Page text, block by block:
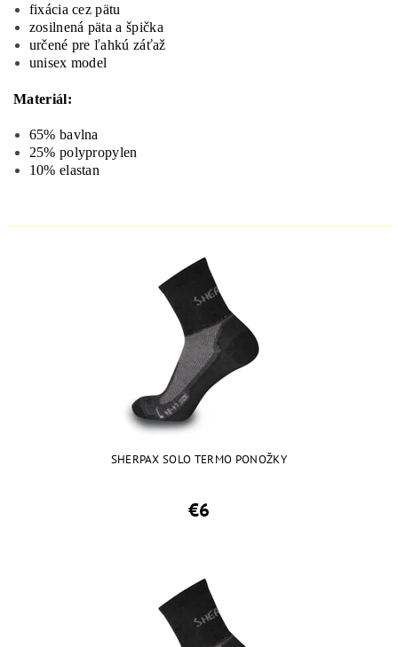
fixácia cez pätu
zosilnená päta a špička
určené pre ľahkú záťaž
unisex model
Materiál:
65% bavlna
25% polypropylen
10% elastan
SHERPAX SOLO TERMO PONOŽKY
€6